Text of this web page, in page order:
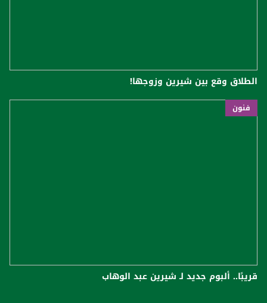
الطلاق وقع بين شيرين وزوجها!
فنون
قريبًا.. ألبوم جديد لـ شيرين عبد الوهاب